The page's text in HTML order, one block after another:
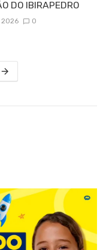
DO IBIRAPEDRO
0